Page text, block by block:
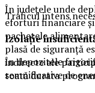
Traficul intens
Izolație
În depozitele
semnificative de
În județele unde
eforturi financiare
pachetele
plasă de siguranță
indirecte ale
toată durata